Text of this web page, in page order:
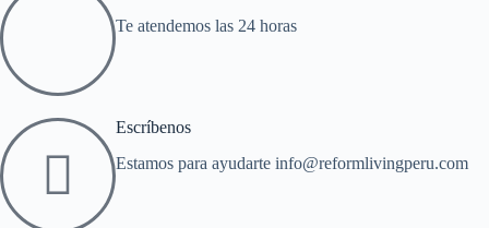
Te atendemos las 24 horas
Escríbenos
Estamos para ayudarte info@reformlivingperu.com